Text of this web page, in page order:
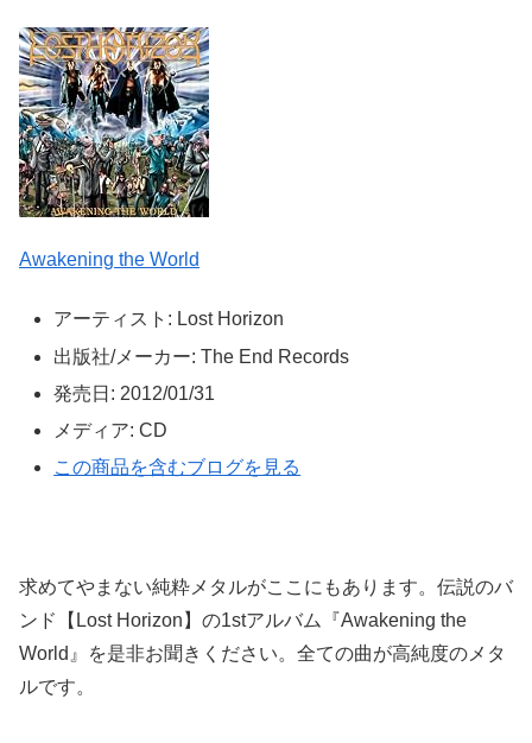
Awakening the World
アーティスト: Lost Horizon
出版社/メーカー: The End Records
発売日: 2012/01/31
メディア: CD
この商品を含むブログを見る
求めてやまない純粋メタルがここにもあります。伝説のバ
ンド【Lost Horizon】の1stアルバム『Awakening the
World』を是非お聞きください。全ての曲が高純度のメタ
ルです。